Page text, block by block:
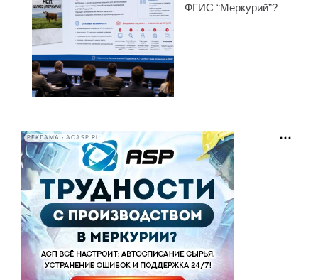
ФГИС “Меркурий”?
РЕКЛАМА • AOASP.RU